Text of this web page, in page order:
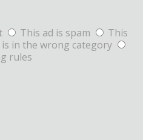
This ad is spam
This
is in the wrong category
rules